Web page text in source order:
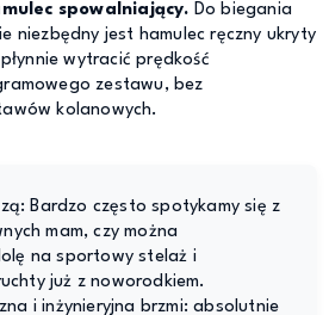
spowalniający. Do biegania
niezbędny jest hamulec ręczny ukryty
wytracić prędkość
zestawu, bez
kolanowych.
Bardzo często spotykamy się z
mam, czy można
na sportowy stelaż i
już z noworodkiem.
i inżynieryjna brzmi: absolutnie